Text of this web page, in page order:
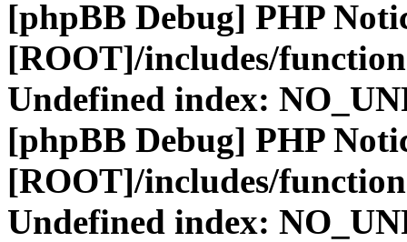
[phpBB Debug] PHP
[ROOT]/includes/
Undefined index:
[phpBB Debug] PHP
[ROOT]/includes/
Undefined index: